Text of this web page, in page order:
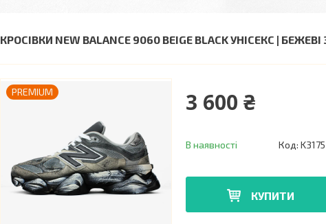
КРОСІВКИ NEW BALANCE 9060 BEIGE BLACK УНІСЕКС |
PREMIUM 3 600 ₴
В наявності Код: K3175
КУПИТИ